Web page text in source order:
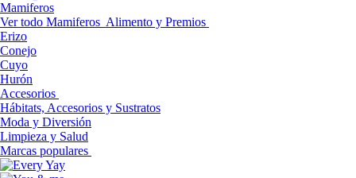
Mamiferos
Ver todo Mamiferos Alimento y Premios
Erizo
Conejo
Cuyo
Hurón
Accesorios
Hábitats, Accesorios y Sustratos
Moda y Diversión
Limpieza y Salud
Marcas populares